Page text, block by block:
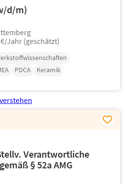
d/m)
Jahr (geschätzt)
PDCA
Keramik
Verantwortliche
§ 52a AMG